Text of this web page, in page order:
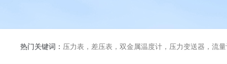
热门关键词： 压力表，差压表，双金属温度计，压力变送器，流